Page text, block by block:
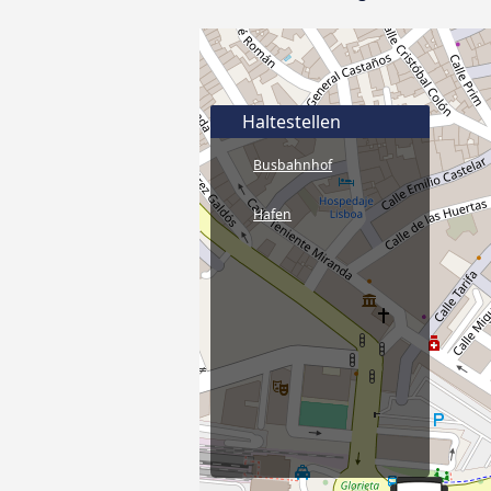
Haltestellen
Busbahnhof
Hafen